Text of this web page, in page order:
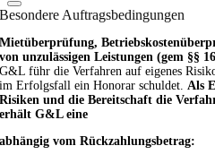
Besondere Auftragsbedingungen
Mietüberprüfung,
von unzulässigen Leistungen (gem §§
G&L führ die Verfahren auf eigenes
im Erfolgsfall ein Honorar schuldet.Als
Risiken und die Bereitschaft die
erhält G&L eine
abhängig vom Rückzahlungsbetrag: